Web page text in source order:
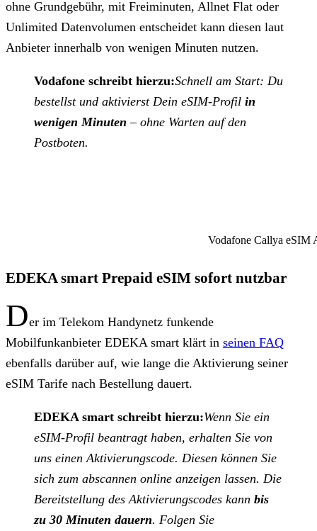
ohne Grundgebühr, mit Freiminuten, Allnet Flat oder
Unlimited Datenvolumen entscheidet kann diesen laut
Anbieter innerhalb von wenigen Minuten nutzen.
Vodafone schreibt hierzu:Schnell am Start: Du
bestellst und aktivierst Dein eSIM-Profil in
wenigen Minuten – ohne Warten auf den
Postboten.
Vodafone Callya eSIM
EDEKA smart Prepaid eSIM sofort nutzbar
Der im Telekom Handynetz funkende
Mobilfunkanbieter EDEKA smart klärt in seinen FAQ
ebenfalls darüber auf, wie lange die Aktivierung seiner
eSIM Tarife nach Bestellung dauert.
EDEKA smart schreibt hierzu:Wenn Sie ein
eSIM-Profil beantragt haben, erhalten Sie von
uns einen Aktivierungscode. Diesen können Sie
sich zum abscannen online anzeigen lassen. Die
Bereitstellung des Aktivierungscodes kann bis
zu 30 Minuten dauern. Folgen Sie